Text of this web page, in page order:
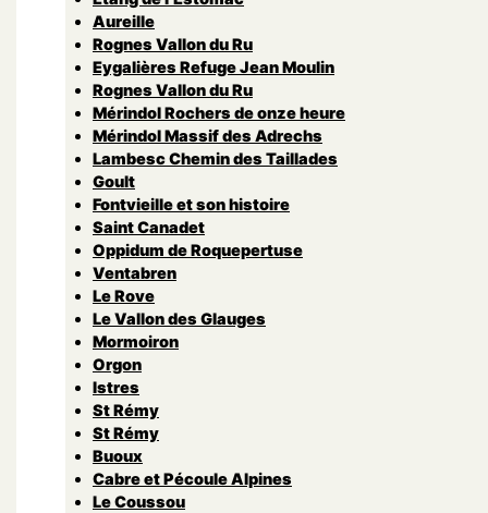
Aureille
Rognes Vallon du Ru
Eygalières Refuge Jean Moulin
Rognes Vallon du Ru
Mérindol Rochers de onze heure
Mérindol Massif des Adrechs
Lambesc Chemin des Taillades
Goult
Fontvieille et son histoire
Saint Canadet
Oppidum de Roquepertuse
Ventabren
Le Rove
Le Vallon des Glauges
Mormoiron
Orgon
Istres
St Rémy
St Rémy
Buoux
Cabre et Pécoule Alpines
Le Coussou